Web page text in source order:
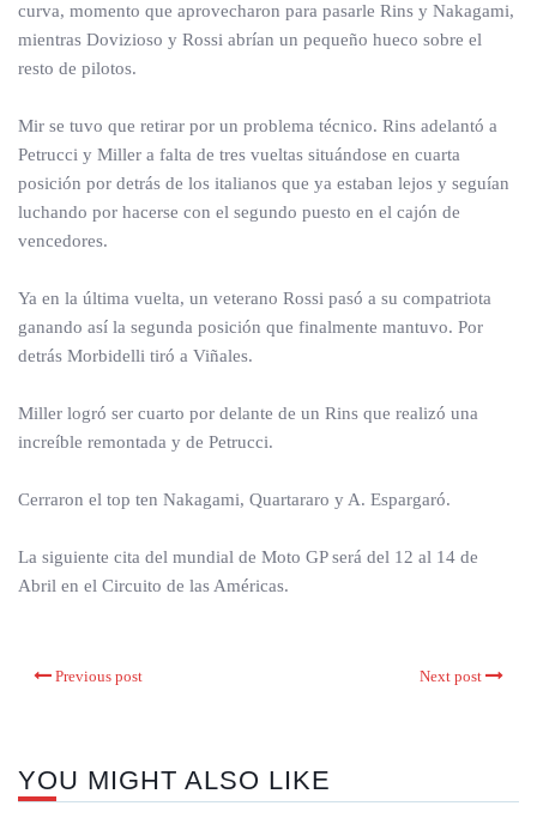
curva, momento que aprovecharon para pasarle Rins y Nakagami,
mientras Dovizioso y Rossi abrían un pequeño hueco sobre el
resto de pilotos.
Mir se tuvo que retirar por un problema técnico. Rins adelantó a
Petrucci y Miller a falta de tres vueltas situándose en cuarta
posición por detrás de los italianos que ya estaban lejos y seguían
luchando por hacerse con el segundo puesto en el cajón de
vencedores.
Ya en la última vuelta, un veterano Rossi pasó a su compatriota
ganando así la segunda posición que finalmente mantuvo. Por
detrás Morbidelli tiró a Viñales.
Miller logró ser cuarto por delante de un Rins que realizó una
increíble remontada y de Petrucci.
Cerraron el top ten Nakagami, Quartararo y A. Espargaró.
La siguiente cita del mundial de Moto GP será del 12 al 14 de
Abril en el Circuito de las Américas.
Previous post Next post
YOU MIGHT ALSO LIKE